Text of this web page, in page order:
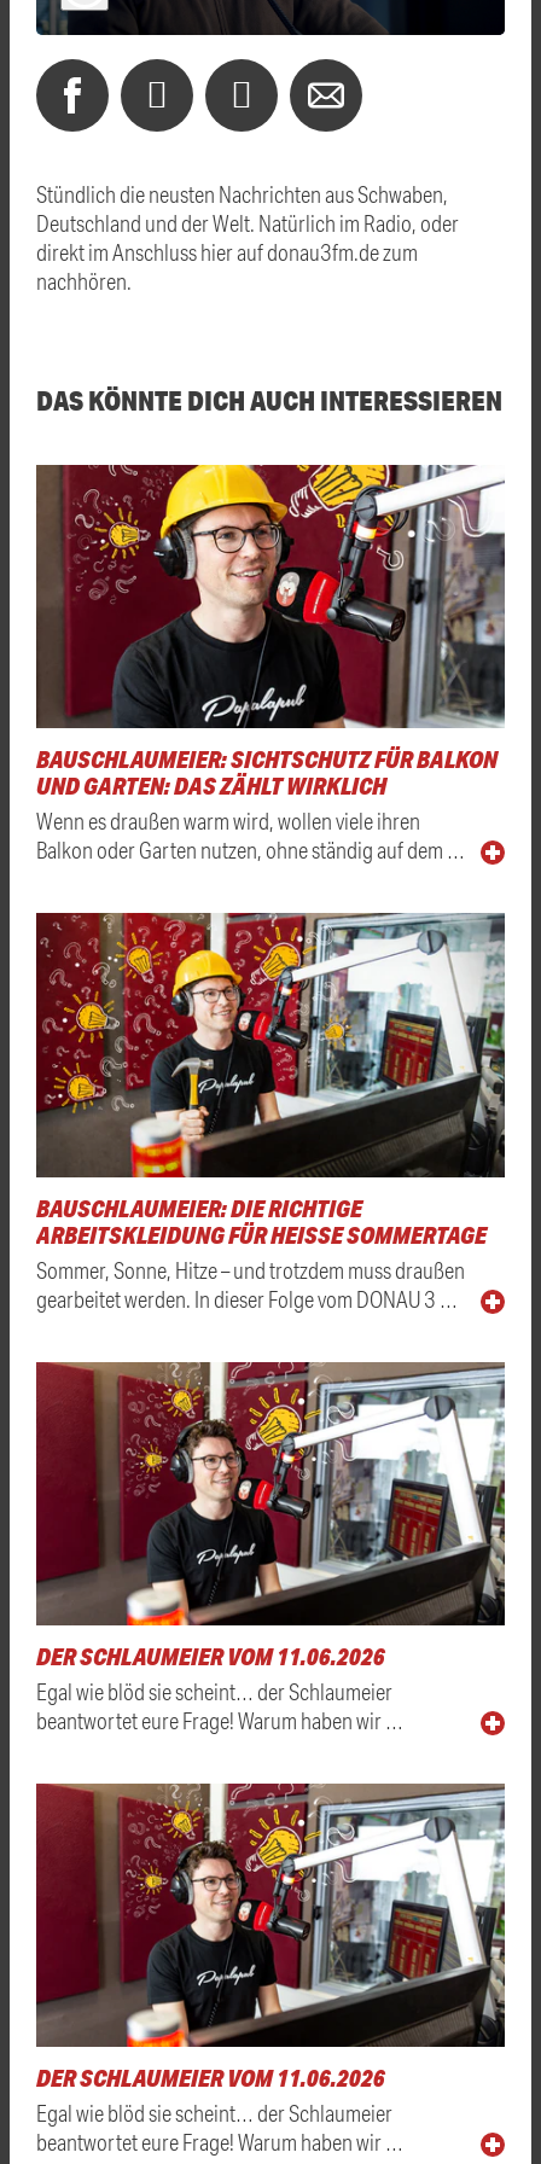
Stündlich die neusten Nachrichten aus Schwaben,
Deutschland und der Welt. Natürlich im Radio, oder
direkt im Anschluss hier auf donau3fm.de zum
nachhören.
DAS KÖNNTE DICH AUCH INTERESSIEREN
BAUSCHLAUMEIER: SICHTSCHUTZ FÜR BALKON
UND GARTEN: DAS ZÄHLT WIRKLICH
Wenn es draußen warm wird, wollen viele ihren
Balkon oder Garten nutzen, ohne ständig auf dem …
BAUSCHLAUMEIER: DIE RICHTIGE
ARBEITSKLEIDUNG FÜR HEISSE SOMMERTAGE
Sommer, Sonne, Hitze – und trotzdem muss draußen
gearbeitet werden. In dieser Folge vom DONAU 3 …
DER SCHLAUMEIER VOM 11.06.2026
Egal wie blöd sie scheint… der Schlaumeier
beantwortet eure Frage! Warum haben wir …
DER SCHLAUMEIER VOM 11.06.2026
Egal wie blöd sie scheint… der Schlaumeier
beantwortet eure Frage! Warum haben wir …